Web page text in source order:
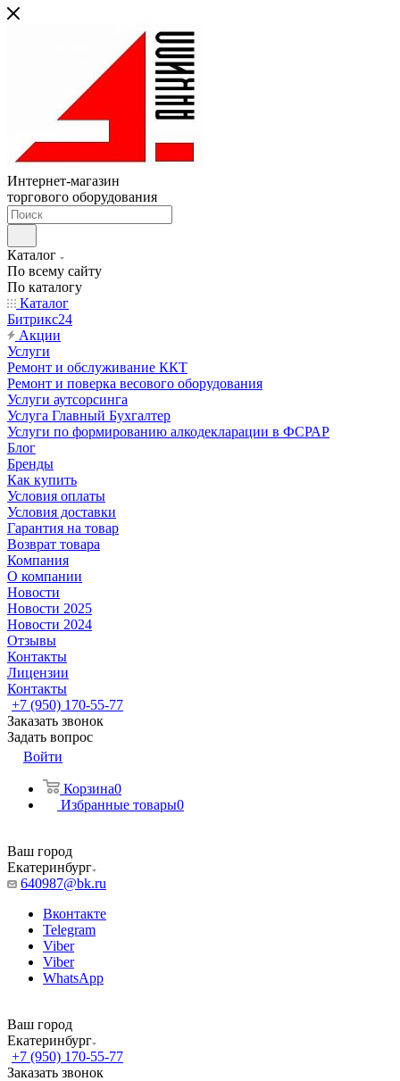
Интернет-магазин
торгового оборудования
Каталог
По всему сайту
По каталогу
Каталог
Битрикс24
Акции
Услуги
Ремонт и обслуживание ККТ
Ремонт и поверка весового оборудования
Услуги аутсорсинга
Услуга Главный Бухгалтер
Услуги по формированию алкодекларации в ФСРАР
Блог
Бренды
Как купить
Условия оплаты
Условия доставки
Гарантия на товар
Возврат товара
Компания
О компании
Новости
Новости 2025
Новости 2024
Отзывы
Контакты
Лицензии
Контакты
+7 (950) 170-55-77
Заказать звонок
Задать вопрос
Войти
Корзина0
Избранные товары0
Ваш город
Екатеринбург
640987@bk.ru
Вконтакте
Telegram
Viber
Viber
WhatsApp
Ваш город
Екатеринбург
+7 (950) 170-55-77
Заказать звонок